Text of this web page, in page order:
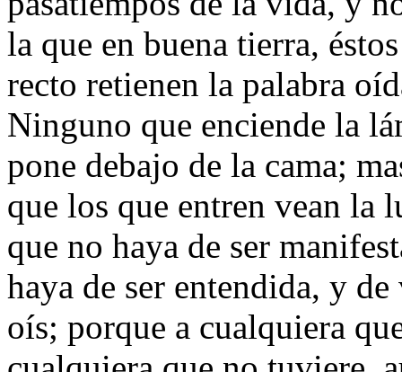
la que en buena tierra,
recto retienen la palabra
Ninguno que enciende la
pone debajo de la cama;
que los que entren vean la
que no haya de ser
haya de ser entendida, y
oís; porque a cualquiera